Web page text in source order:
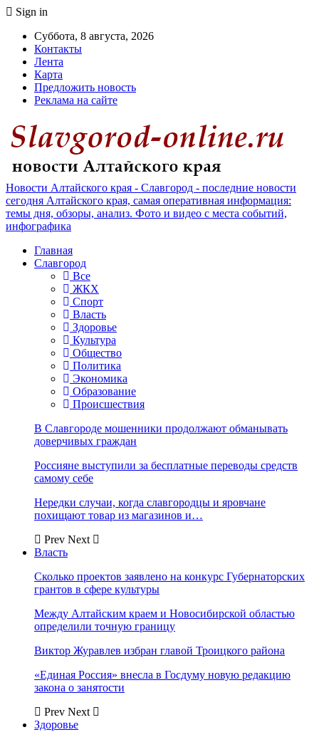
Sign in
Суббота, 8 августа, 2026
Контакты
Лента
Карта
Предложить новость
Реклама на сайте
Новости Алтайского края - Славгород - последние новости
сегодня Алтайского края, самая оперативная информация:
темы дня, обзоры, анализ. Фото и видео с места событий,
инфографика
Главная
Славгород
Все
ЖКХ
Спорт
Власть
Здоровье
Культура
Общество
Политика
Экономика
Образование
Происшествия
В Славгороде мошенники продолжают обманывать
доверчивых граждан
Россияне выступили за бесплатные переводы средств
самому себе
Нередки случаи, когда славгородцы и яровчане
похищают товар из магазинов и…
Prev Next
Власть
Сколько проектов заявлено на конкурс Губернаторских
грантов в сфере культуры
Между Алтайским краем и Новосибирской областью
определили точную границу
Виктор Журавлев избран главой Троицкого района
«Единая Россия» внесла в Госдуму новую редакцию
закона о занятости
Prev Next
Здоровье